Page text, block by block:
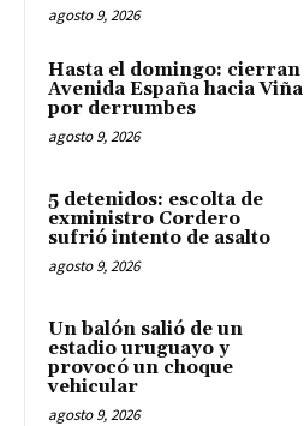
agosto 9, 2026
Hasta el domingo: cierran
Avenida España hacia Viña
por derrumbes
agosto 9, 2026
5 detenidos: escolta de
exministro Cordero
sufrió intento de asalto
agosto 9, 2026
Un balón salió de un
estadio uruguayo y
provocó un choque
vehicular
agosto 9, 2026